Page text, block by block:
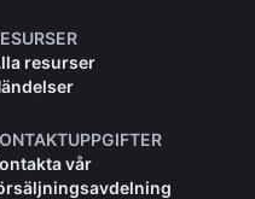
resurser
vår